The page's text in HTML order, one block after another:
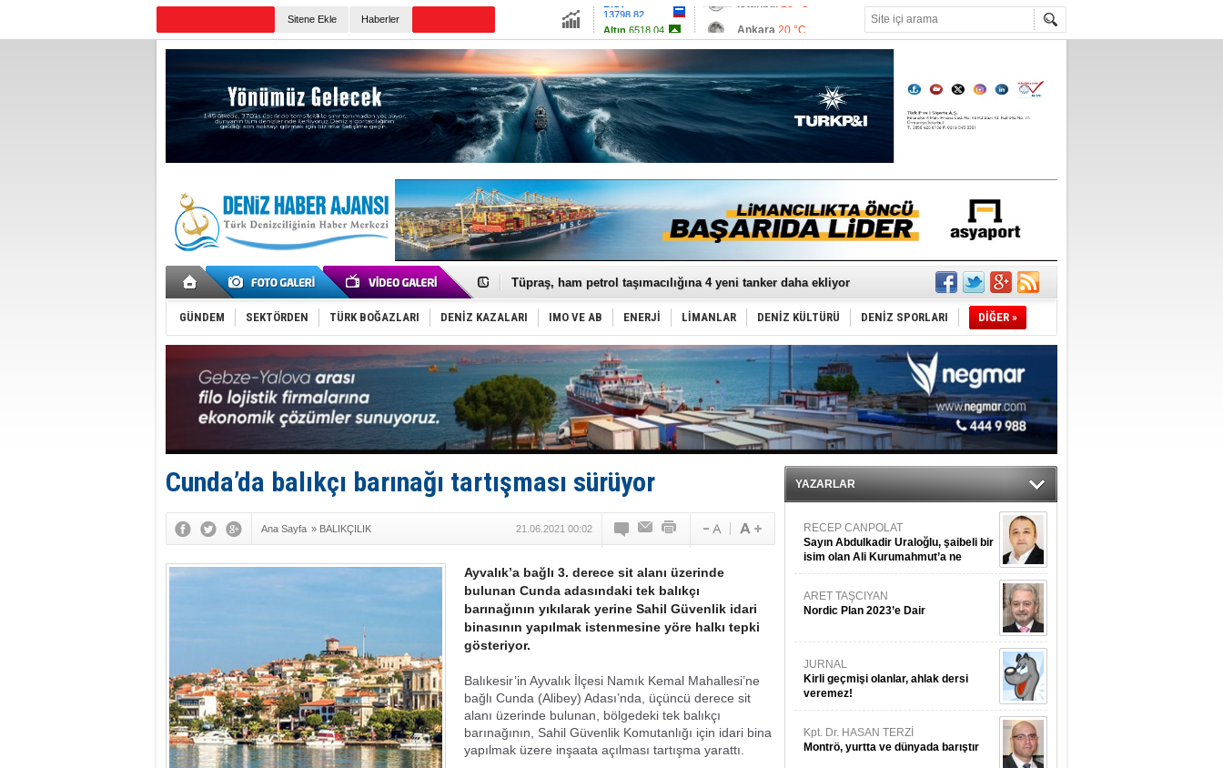
Sitene Ekle Haberler
Altın6518.04
Euro54.9741 Antalya23 °C
Muğla 23 °C
Çanakkale 22 °C
Anadolu Tersanesi EYDEP’te A sertifikası alan ilk tersane oldu
Tüpraş, ham petrol taşımacılığına 4 yeni tanker daha ekliyor
İTU AUV, Dünya’da 2. oldu!
LNG taşımacılığında maliyetler katlandı
PROYAD, yat mürettebatı için yurt dışı harcı için düzenleme istiyor
Türkiye-Irak enerji hattında yeni dönem başlıyor
Türk Armatöre 'Uyuşturucu' tutuklaması!
Deniz turizminde yeni ‘Ceza Rejimi’!
DÖDER, 28. Dönem Yönetim Kurulu Başkanını seçti!
Fairline, Türkiye’de ‘SoleMarin’i seçti
Baltık Denizi'nde tarih yazıldı!
Runit kubbesi okyanusun derinliklerinde halkı tehdit ediyor
Türk Loydu’na Süveyş tonaj yetkisi
GÜNDEM SEKTÖRDEN TÜRK BOĞAZLARI DENİZ KAZALARI IMO VE AB ENERJİ LİMANLAR DENİZ KÜLTÜRÜ DENİZ SPORLARI DİĞER »
Cunda’da balıkçı barınağı tartışması sürüyor
Ana Sayfa » BALIKÇILIK 21.06.2021 00:02
Ayvalık’a bağlı 3. derece sit alanı üzerinde
bulunan Cunda adasındaki tek balıkçı
barınağının yıkılarak yerine Sahil Güvenlik idari
binasının yapılmak istenmesine yöre halkı tepki
gösteriyor.
Balıkesir’in Ayvalık İlçesi Namık Kemal Mahallesi’ne
bağlı Cunda (Alibey) Adası’nda, üçüncü derece sit
alanı üzerinde bulunan, bölgedeki tek balıkçı
barınağının, Sahil Güvenlik Komutanlığı için idari bina
yapılmak üzere inşaata açılması tartışma yarattı.
YAZARLAR
RECEP CANPOLAT
Sayın Abdulkadir Uraloğlu, şaibeli bir
isim olan Ali Kurumahmut’a ne
danışıyorsunuz?
ARET TAŞCIYAN
Nordic Plan 2023’e Dair
JURNAL
Kirli geçmişi olanlar, ahlak dersi
veremez!
Kpt. Dr. HASAN TERZİ
Montrö, yurtta ve dünyada barıştır